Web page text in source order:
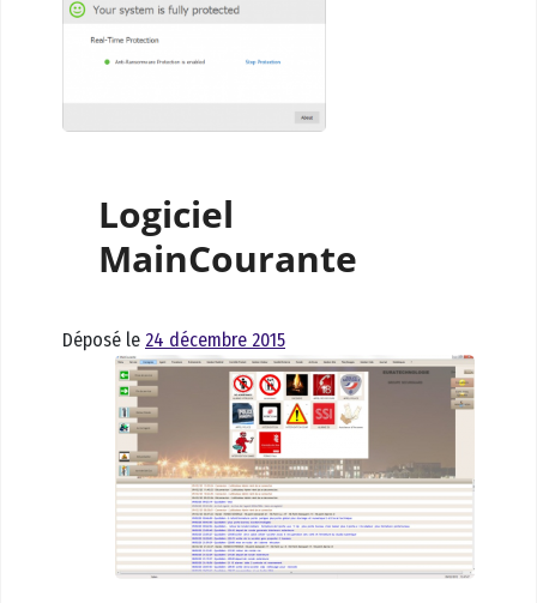
Logiciel
MainCourante
Déposé le 24 décembre 2015